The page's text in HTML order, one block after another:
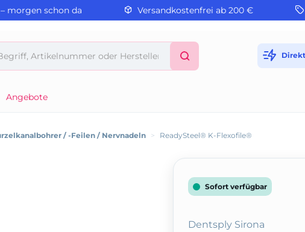
morgen schon da Versandkostenfrei ab 200 €
Angebote
/ -Feilen / Nervnadeln > ReadySteel® K-Flexofile®
Sofort verfügbar
Dentsply Sirona